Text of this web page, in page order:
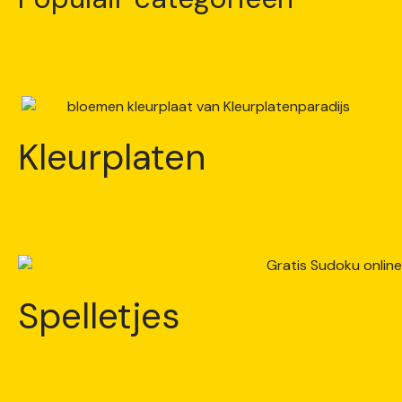
Kleurplaten
Spelletjes